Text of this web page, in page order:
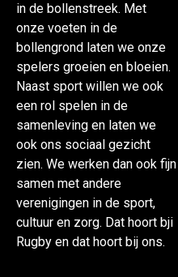
in de bollenstreek. Met
onze voeten in de
bollengrond laten we onze
spelers groeien en bloeien.
Naast sport willen we ook
een rol spelen in de
samenleving en laten we
ook ons sociaal gezicht
zien. We werken dan ook fijn
samen met andere
verenigingen in de sport,
cultuur en zorg. Dat hoort bji
Rugby en dat hoort bij ons.